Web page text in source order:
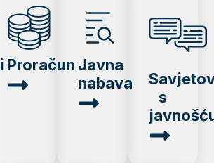
Proračun Javna
nabava
s